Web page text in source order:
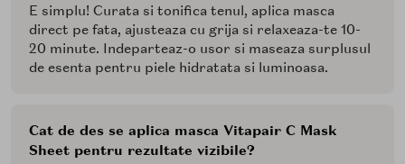
E simplu! Curata si tonifica tenul, aplica masca
direct pe fata, ajusteaza cu grija si relaxeaza-te 10-
20 minute. Indeparteaz-o usor si maseaza surplusul
de esenta pentru piele hidratata si luminoasa.
Cat de des se aplica masca Vitapair C Mask
Sheet pentru rezultate vizibile?